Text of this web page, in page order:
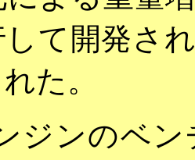
て開発さ
れた。
ジンのベン